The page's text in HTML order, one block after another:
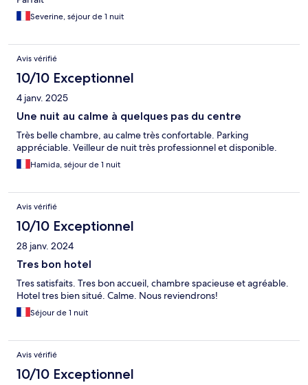
Severine, séjour de 1 nuit
Avis vérifié
10/10 Exceptionnel
4 janv. 2025
Une nuit au calme à quelques pas du centre
Très belle chambre, au calme très confortable. Parking
appréciable. Veilleur de nuit très professionnel et disponible.
Hamida, séjour de 1 nuit
Avis vérifié
10/10 Exceptionnel
28 janv. 2024
Tres bon hotel
Tres satisfaits. Tres bon accueil, chambre spacieuse et agréable.
Hotel tres bien situé. Calme. Nous reviendrons!
Séjour de 1 nuit
Avis vérifié
10/10 Exceptionnel